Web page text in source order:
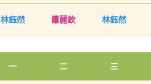
林鈺然 蕭麗欽 林鈺然
一 二 三